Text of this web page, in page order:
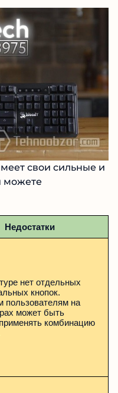
свои сильные и
можете
Недостатки
нет отдельных
кнопок.
пользователям на
может быть
комбинацию